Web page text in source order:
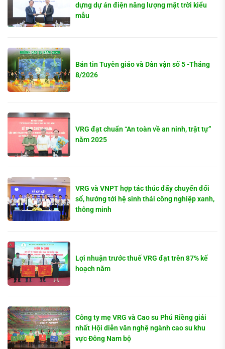
dựng dự án điện năng lượng mặt trời kiểu
mẫu
Bản tin Tuyên giáo và Dân vận số 5 -Tháng
8/2026
VRG đạt chuẩn “An toàn về an ninh, trật tự”
năm 2025
VRG và VNPT hợp tác thúc đẩy chuyển đổi
số, hướng tới hệ sinh thái công nghiệp xanh,
thông minh
Lợi nhuận trước thuế VRG đạt trên 87% kế
hoạch năm
Công ty mẹ VRG và Cao su Phú Riềng giải
nhất Hội diễn văn nghệ ngành cao su khu
vực Đông Nam bộ